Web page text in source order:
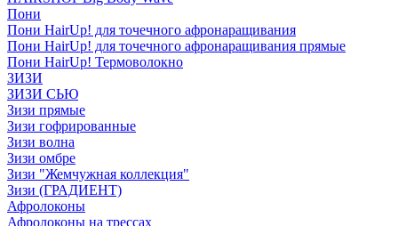
Пони
Пони HairUp! для точечного афронаращивания
Пони HairUp! для точечного афронаращивания прямые
Пони HairUp! Термоволокно
ЗИЗИ
ЗИЗИ СЬЮ
Зизи прямые
Зизи гофрированные
Зизи волна
Зизи омбре
Зизи "Жемчужная коллекция"
Зизи (ГРАДИЕНТ)
Афролоконы
Афролоконы на трессах